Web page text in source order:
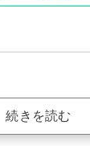
続きを読む